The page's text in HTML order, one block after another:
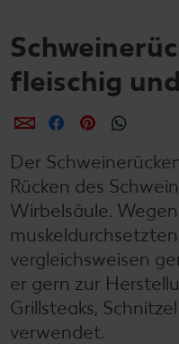
fleischig
per E-Mail teilen
per Facebook
per
Der
Rücken des
Wirbelsäule.
vergleichsweisen
er gern zur
Grillsteaks,
verwendet.